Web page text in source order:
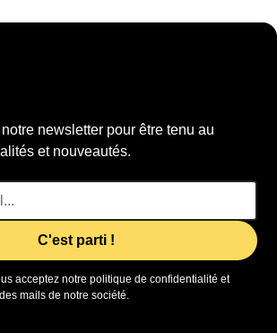
newsletter pour être tenu au
et nouveautés.
acceptez notre politique de confidentialité et
mails de notre société.